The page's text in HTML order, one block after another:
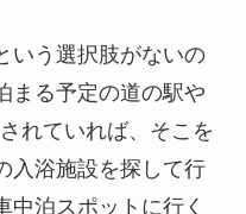
いう選択肢がないの
まる予定の道の駅や
れていれば、そこを
入浴施設を探して行
中泊スポットに行く